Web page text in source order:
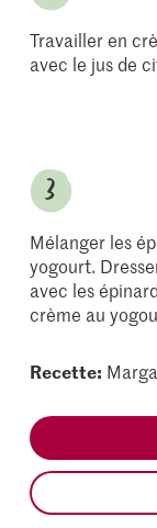
Travailler en
avec le jus de
Mélanger les
yogourt.
avec les
crème au
Recette: